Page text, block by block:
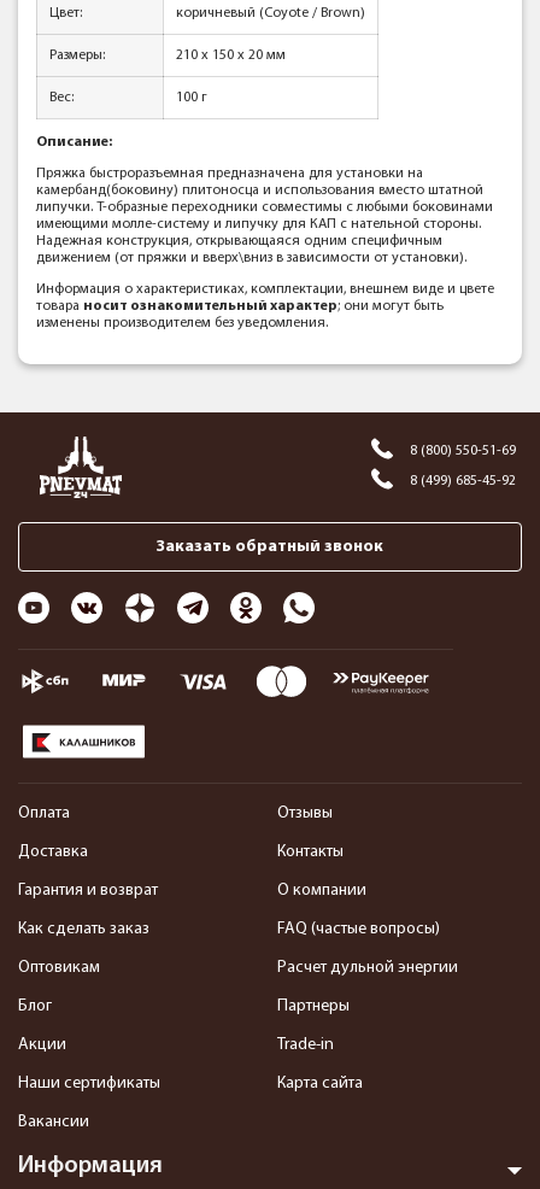
Цвет: коричневый (Coyote / Brown)
Размеры: 210 х 150 х 20 мм
Вес: 100 г
Описание:
Пряжка быстроразъемная предназначена для установки на
камербанд(боковину) плитоносца и использования вместо штатной
липучки. T-образные переходники совместимы с любыми боковинами
имеющими молле-систему и липучку для КАП с нательной стороны.
Надежная конструкция, открывающаяся одним специфичным
движением (от пряжки и вверх\вниз в зависимости от установки).
Информация о характеристиках, комплектации, внешнем виде и цвете
товара носит ознакомительный характер; они могут быть
изменены производителем без уведомления.
8 (800) 550-51-69
8 (499) 685-45-92
Заказать обратный звонок
Информация
Оплата
Доставка
Гарантия и возврат
Как сделать заказ
Оптовикам
Блог
Акции
Наши сертификаты
Вакансии
Отзывы
Контакты
О компании
FAQ (частые вопросы)
Расчет дульной энергии
Партнеры
Trade-in
Карта сайта